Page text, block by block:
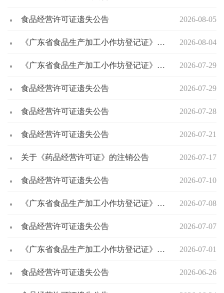
食品经营许可证遗失公告 2026-08-05
《广东省食品生产加工小作坊登记证》延续登记公示 2026-08-04
《广东省食品生产加工小作坊登记证》延续登记公示 2026-07-29
食品经营许可证遗失公告 2026-07-29
食品经营许可证遗失公告 2026-07-28
食品经营许可证遗失公告 2026-07-21
关于《药品经营许可证》的注销公告 2026-07-17
食品经营许可证遗失公告 2026-07-10
《广东省食品生产加工小作坊登记证》延续登记公示 2026-07-08
食品经营许可证遗失公告 2026-07-07
《广东省食品生产加工小作坊登记证》核发登记公示 2026-07-01
食品经营许可证遗失公告 2026-06-26